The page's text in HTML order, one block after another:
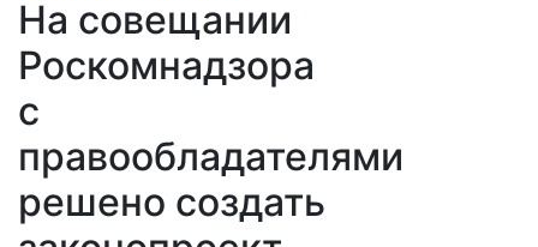
На совещании
Роскомнадзора
с
правообладателями
решено создать